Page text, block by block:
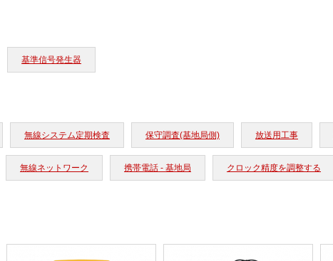
基準信号発生器
無線システム定期検査 保守調査(基地局側) 放送用工事
無線ネットワーク 携帯電話 - 基地局 クロック精度を調整する